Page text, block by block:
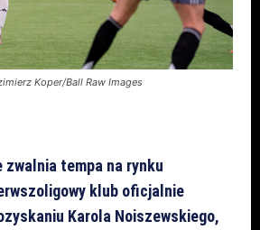
Koper/Ball Raw Images
zwalnia tempa na rynku
klub oficjalnie
Karola Noiszewskiego,